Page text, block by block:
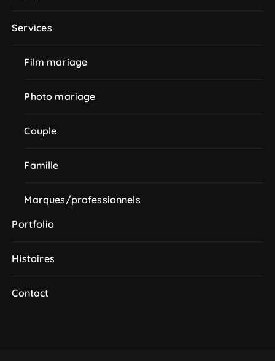
Services
Film mariage
Photo mariage
Couple
Famille
Marques/professionnels
Portfolio
Histoires
Contact